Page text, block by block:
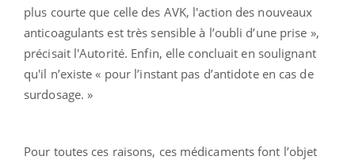
plus courte que celle des AVK, l'action des nouveaux
anticoagulants est très sensible à l’oubli d’une prise »,
précisait l'Autorité. Enfin, elle concluait en soulignant
qu'il n’existe « pour l’instant pas d’antidote en cas de
surdosage. »
Pour toutes ces raisons, ces médicaments font l’objet